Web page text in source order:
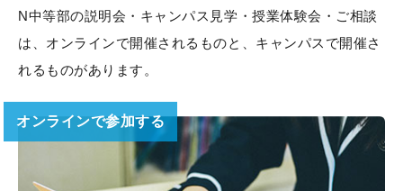
N中等部の説明会・キャンパス見学・授業体験会・ご相談
は、 オンラインで開催されるものと、キャンパスで開催さ
れるものがあります。
オンラインで参加する